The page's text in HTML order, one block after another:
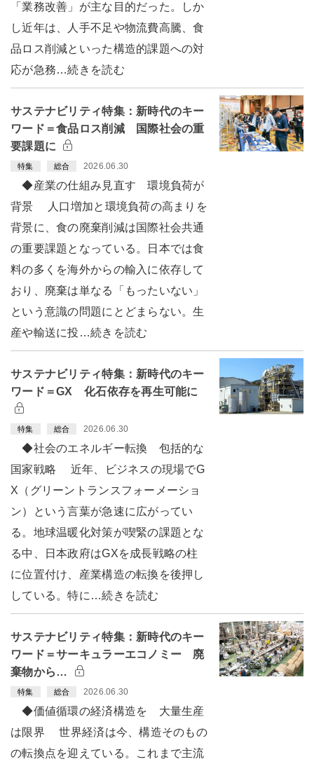
「業務改善」が主な目的だった。しか
し近年は、人手不足や物流費高騰、食
品ロス削減といった構造的課題への対
応が急務…続きを読む
サステナビリティ特集：新時代のキー
ワード＝食品ロス削減 国際社会の重
要課題に
特集 総合 2026.06.30
◆産業の仕組み見直す 環境負荷が
背景 人口増加と環境負荷の高まりを
背景に、食の廃棄削減は国際社会共通
の重要課題となっている。日本では食
料の多くを海外からの輸入に依存して
おり、廃棄は単なる「もったいない」
という意識の問題にとどまらない。生
産や輸送に投…続きを読む
サステナビリティ特集：新時代のキー
ワード＝GX 化石依存を再生可能に
特集 総合 2026.06.30
◆社会のエネルギー転換 包括的な
国家戦略 近年、ビジネスの現場でG
X（グリーントランスフォーメーショ
ン）という言葉が急速に広がってい
る。地球温暖化対策が喫緊の課題とな
る中、日本政府はGXを成長戦略の柱
に位置付け、産業構造の転換を後押し
している。特に…続きを読む
サステナビリティ特集：新時代のキー
ワード＝サーキュラーエコノミー 廃
棄物から…
特集 総合 2026.06.30
◆価値循環の経済構造を 大量生産
は限界 世界経済は今、構造そのもの
の転換点を迎えている。これまで主流